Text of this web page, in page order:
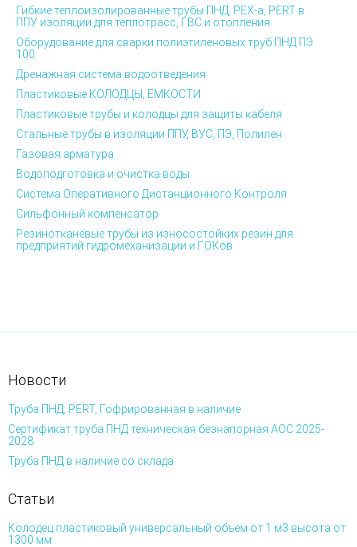
Гибкие теплоизолированные трубы ПНД, PEX-а, PERT в
ППУ изоляции для теплотрасс, ГВС и отопления
Оборудование для сварки полиэтиленовых труб ПНД ПЭ
100
Дренажная система водоотведения
Пластиковые КОЛОДЦЫ, ЕМКОСТИ
Пластиковые трубы и колодцы для защиты кабеля
Стальные трубы в изоляции ППУ, ВУС, ПЭ, Полилен
Газовая арматура
Водоподготовка и очистка воды
Система Оперативного Дистанционного Контроля
Сильфонный компенсатор
Резинотканевые трубы из износостойких резин для
предприятий гидромеханизации и ГОКов
Новости
Труба ПНД, PERT, Гофрированная в наличие
Сертификат труба ПНД техническая безнапорная АОС 2025-
2028
Труба ПНД в наличие со склада
Статьи
Колодец пластиковый универсальный объем от 1 м3 высота от
1300 мм